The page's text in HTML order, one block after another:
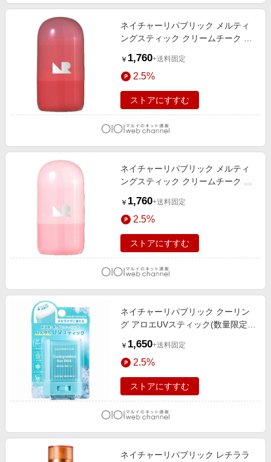
ネイチャーリパブリック メルティ
ングスティック クリームチーク ト
バター
￥ 1,760+送料固定
2.5%
ストアにすすむ
ネイチャーリパブリック メルティ
ングスティック クリームチーク ベ
バター
￥ 1,760+送料固定
2.5%
ストアにすすむ
ネイチャーリパブリック クーリン
グ アロエUVスティック(数量限定)
￥ 1,650+送料固定
2.5%
ストアにすすむ
ネイチャーリパブリック レチララ